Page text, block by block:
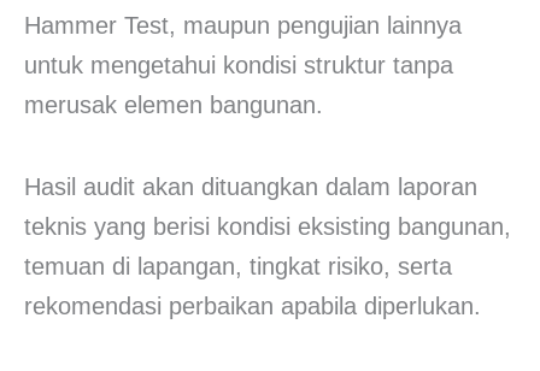
Hammer Test, maupun pengujian lainnya
untuk mengetahui kondisi struktur tanpa
merusak elemen bangunan.
Hasil audit akan dituangkan dalam laporan
teknis yang berisi kondisi eksisting bangunan,
temuan di lapangan, tingkat risiko, serta
rekomendasi perbaikan apabila diperlukan.